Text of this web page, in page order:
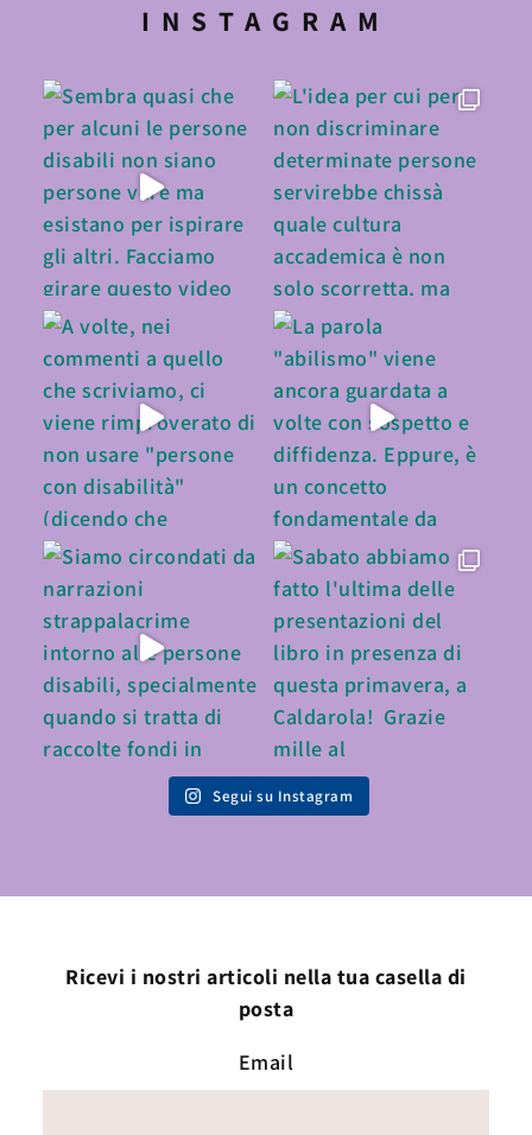
INSTAGRAM
Segui su Instagram
Ricevi i nostri articoli nella tua casella di
posta
Email